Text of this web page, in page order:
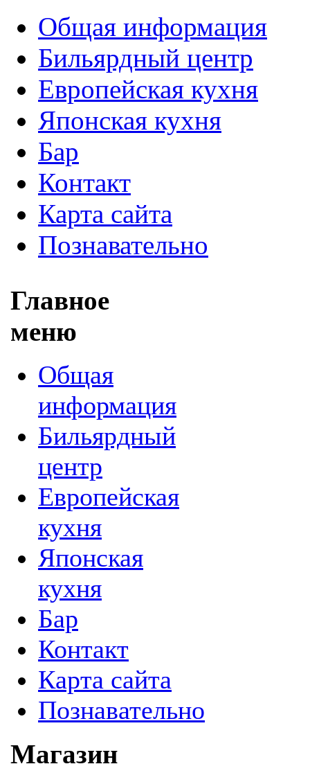
Общая информация
Бильярдный центр
Европейская кухня
Японская кухня
Бар
Контакт
Карта сайта
Познавательно
Главное
меню
Общая
информация
Бильярдный
центр
Европейская
кухня
Японская
кухня
Бар
Контакт
Карта сайта
Познавательно
Магазин